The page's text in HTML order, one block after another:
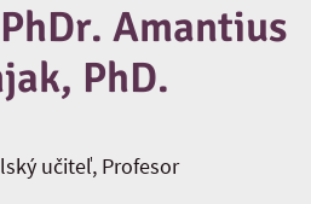
Amantius
PhD.
učiteľ, Profesor